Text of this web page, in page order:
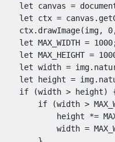
let canvas =
let ctx = canvas .
    ctx
. drawImage(img, 0
let MAX_WIDTH = 1000
let MAX_HEIGHT =
let width = img.
let height = img.
if
(width > height)
if
(width >
            height
*=
            width
=